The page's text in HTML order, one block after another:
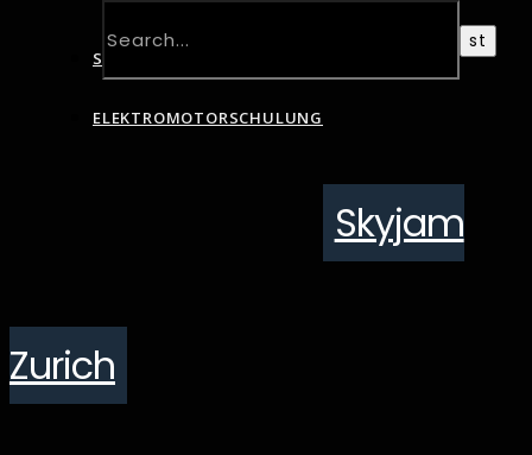
SCHNUPPERTAG
ELEKTROMOTORSCHULUNG
Skyjam
Zurich